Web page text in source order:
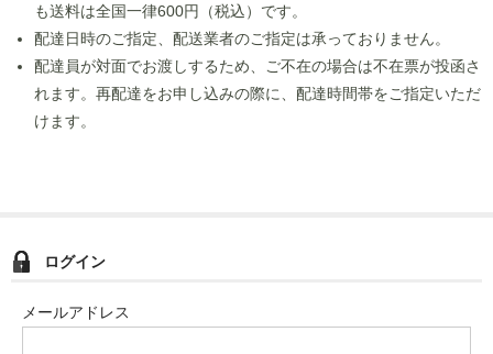
も送料は全国一律600円（税込）です。
配達日時のご指定、配送業者のご指定は承っておりません。
配達員が対面でお渡しするため、ご不在の場合は不在票が投函さ
れます。再配達をお申し込みの際に、配達時間帯をご指定いただ
けます。
ログイン
メールアドレス